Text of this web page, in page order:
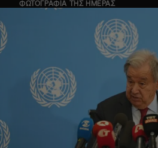
ΦΩΤΟΓΡΑΦΙΑ ΤΗΣ ΗΜΕΡΑΣ